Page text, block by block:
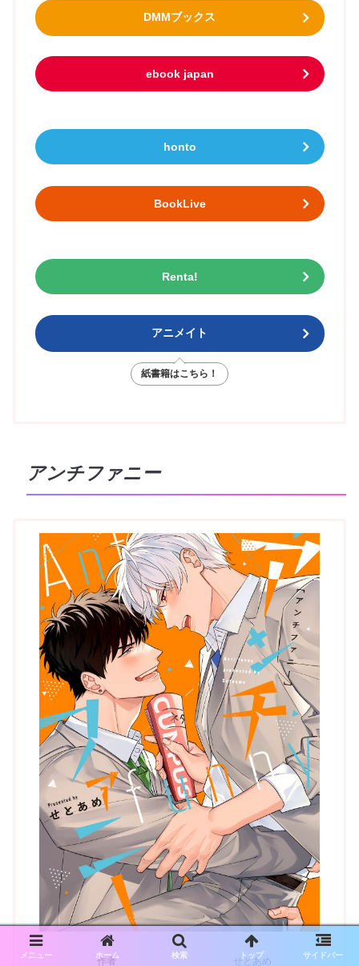
DMMブックス
ebook japan
honto
BookLive
Renta!
アニメイト
紙書籍はこちら！
アンチファニー
作者 せとあめ
メニュー ホーム 検索 トップ サイドバー